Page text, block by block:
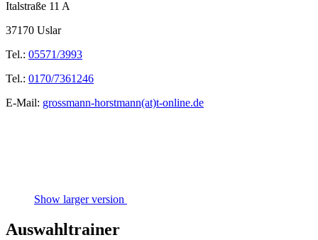
Italstraße 11 A
37170 Uslar
Tel.: 05571/3993
Tel.: 0170/7361246
E-Mail: grossmann-horstmann(at)t-online.de
Show larger version
Auswahltrainer